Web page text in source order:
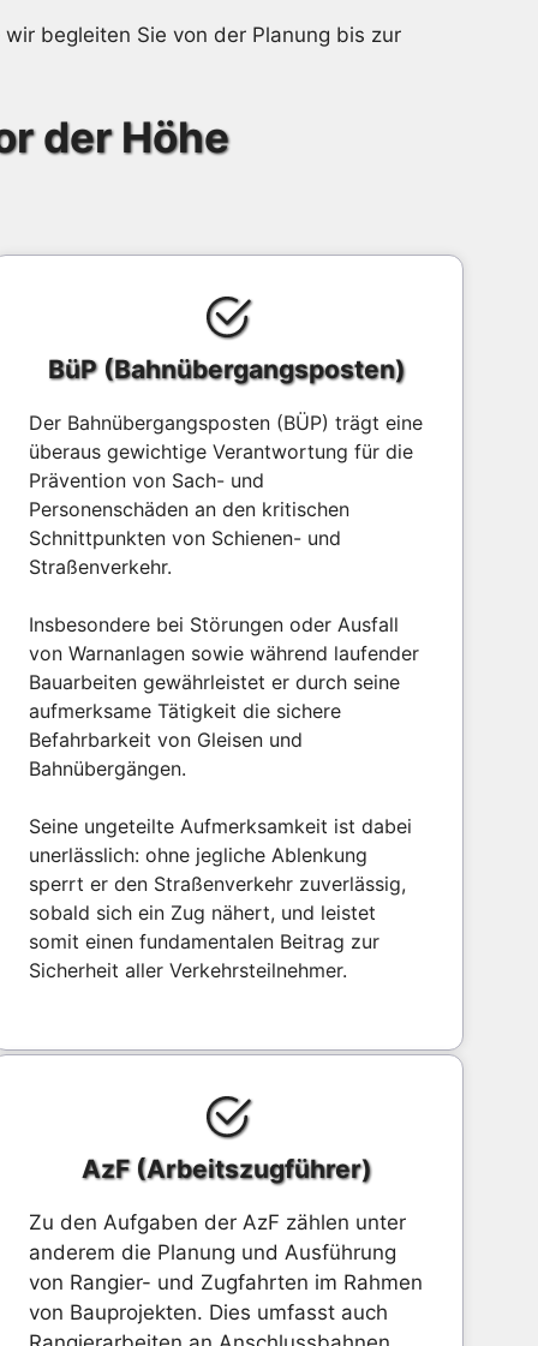
begleiten Sie von der Planung bis zur
der Höhe
BüP (Bahnübergangsposten)
Der Bahnübergangsposten (BÜP) trägt eine
überaus gewichtige Verantwortung für die
Prävention von Sach- und
Personenschäden an den kritischen
Schnittpunkten von Schienen- und
Straßenverkehr.
Insbesondere bei Störungen oder Ausfall
von Warnanlagen sowie während laufender
Bauarbeiten gewährleistet er durch seine
aufmerksame Tätigkeit die sichere
Befahrbarkeit von Gleisen und
Bahnübergängen.
Seine ungeteilte Aufmerksamkeit ist dabei
unerlässlich: ohne jegliche Ablenkung
sperrt er den Straßenverkehr zuverlässig,
sobald sich ein Zug nähert, und leistet
somit einen fundamentalen Beitrag zur
Sicherheit aller Verkehrsteilnehmer.
AzF (Arbeitszugführer)
Zu den Aufgaben der AzF zählen unter
anderem die Planung und Ausführung
von Rangier- und Zugfahrten im Rahmen
von Bauprojekten. Dies umfasst auch